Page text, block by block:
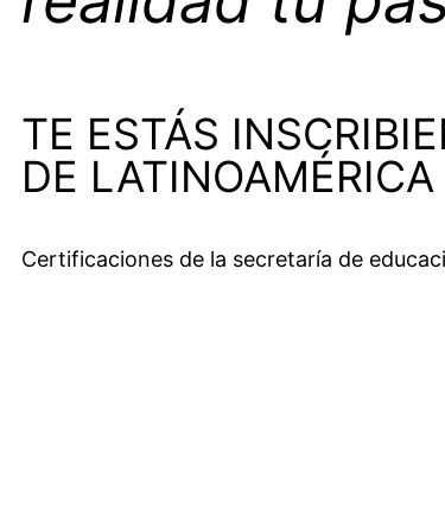
TE ESTÁS
DE LATINOAMÉRICA
Certificaciones de la secretaría de